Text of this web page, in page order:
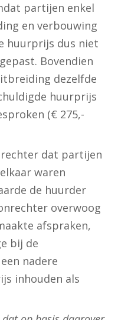
partijen enkel
en verbouwing
huurprijs dus niet
Bovendien
dezelfde
huurprijs
(€ 275,-
dat partijen
waren
de huurder
overwoog
afspraken,
bij de
nadere
inhouden als